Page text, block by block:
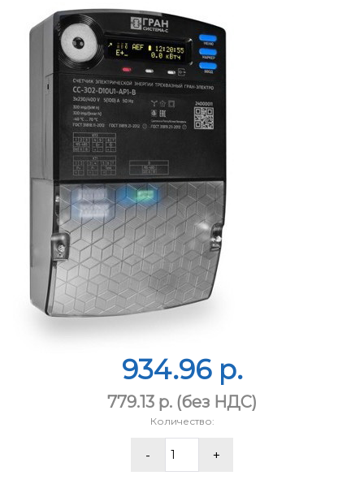
934.96 p.
779.13 p. (без НДС)
Количество: